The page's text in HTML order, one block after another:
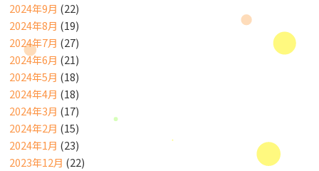
2024年9月 (22)
2024年8月 (19)
2024年7月 (27)
2024年6月 (21)
2024年5月 (18)
2024年4月 (18)
2024年3月 (17)
2024年2月 (15)
2024年1月 (23)
2023年12月 (22)